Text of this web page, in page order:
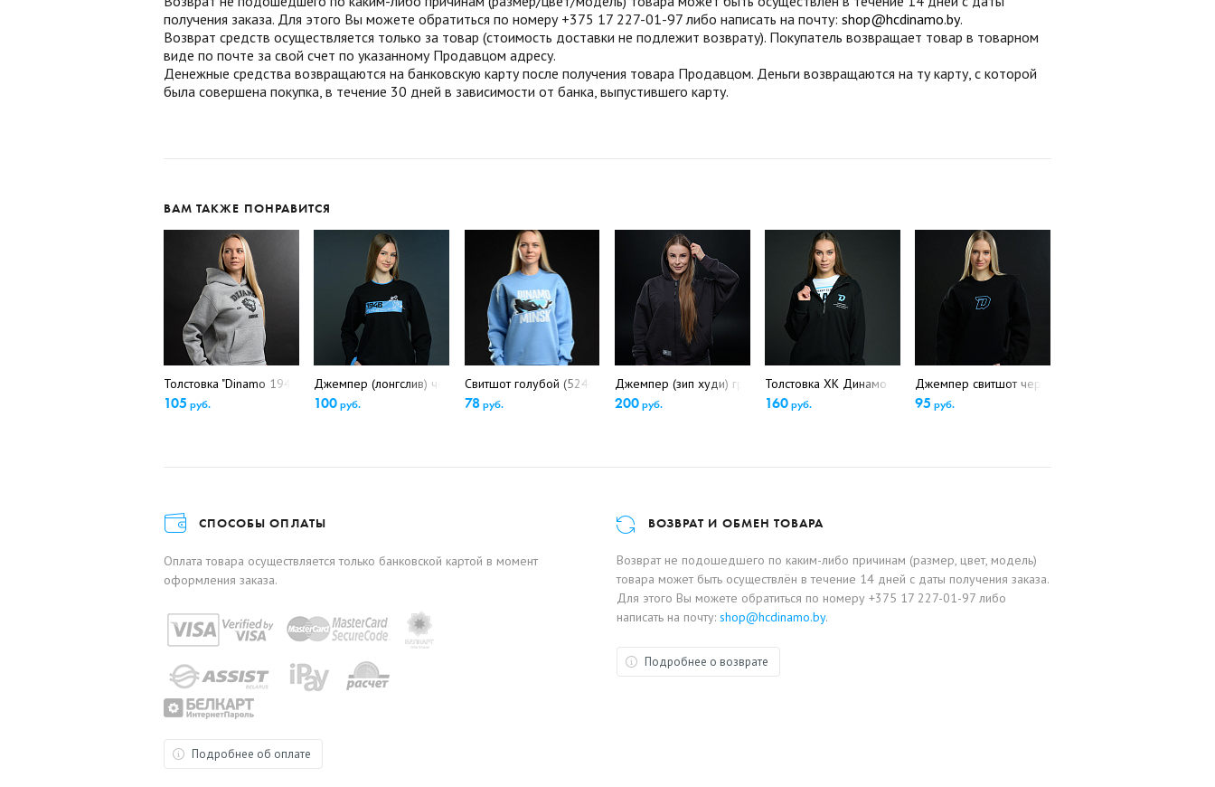
получения заказа. Для этого Вы можете обратиться по номеру +375 17 227-01-97 либо написать на почту: shop@hcdinamo.by.
Возврат средств осуществляется только за товар (стоимость доставки не подлежит возврату). Покупатель возвращает товар в товарном
виде по почте за свой счет по указанному Продавцом адресу.
Денежные средства возвращаются на банковскую карту после получения товара Продавцом. Деньги возвращаются на ту карту, с которой
была совершена покупка, в течение 30 дней в зависимости от банка, выпустившего карту.
ВАМ ТАКЖЕ ПОНРАВИТСЯ
Толстовка "Dinamo 1948 Minsk" (5249\5376)
105 руб.
Джемпер (лонгслив) черный(5358)
100 руб.
Свитшот голубой (5240)
78 руб.
Джемпер (зип худи) графит, 5756
200руб.
Толстовка ХК Динамо Минск. арт.740520(5334)
160руб.
Джемпер свитшот черный D 5375
95 руб.
СПОСОБЫ ОПЛАТЫ
Оплата товара осуществляется только банковской картой в момент
оформления заказа.
Подробнее об оплате
ВОЗВРАТ И ОБМЕН ТОВАРА
Возврат не подошедшего по каким-либо причинам (размер, цвет, модель)
товара может быть осуществлён в течение 14 дней с даты получения заказа.
Для этого Вы можете обратиться по номеру +375 17 227-01-97 либо
написать на почту: shop@hcdinamo.by.
Подробнее о возврате